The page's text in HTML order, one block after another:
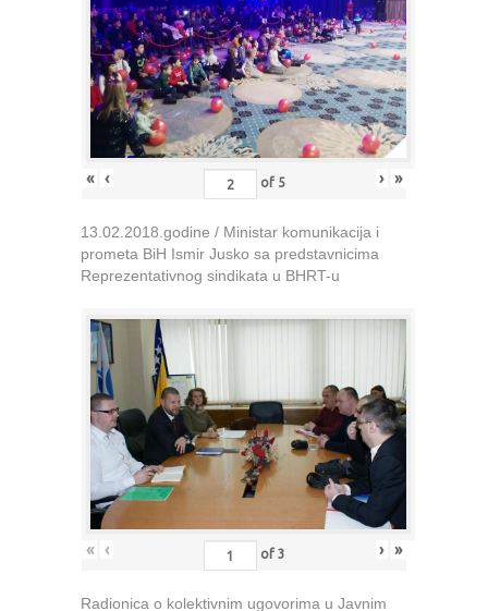
« ‹ of 5 › »
13.02.2018.godine / Ministar komunikacija i
prometa BiH Ismir Jusko sa predstavnicima
Reprezentativnog sindikata u BHRT-u
« ‹ of 3 › »
Radionica o kolektivnim ugovorima u Javnim